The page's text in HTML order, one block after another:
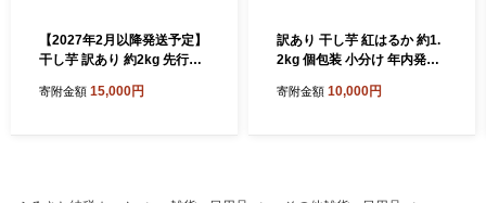
【2027年2月以降発送予定】
干し芋 訳あり 約2kg 先行予
干し芋 干しいも さつまいも
しいものおにざわ 茨城県 鹿
寄附金額 15,000円
訳あり 干し芋 紅はるか 約1.
2kg 個包装 小分け 年内発送
し芋 ほしいも 食べ比べ 冷蔵
ツ おやつ お取り寄せ グルメ
寄附金額 10,000円